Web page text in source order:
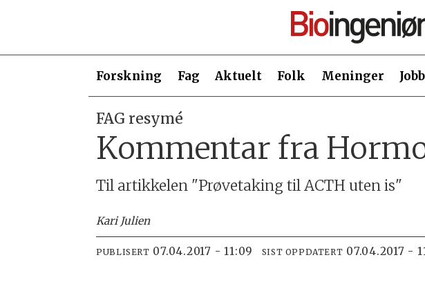
Forskning Fag Aktuelt Folk Meninger Jobb
FAG resymé
Kommentar fra
Til artikkelen "Prøvetaking til ACTH uten is"
Kari Julien
PUBLISERT 07.04.2017 - 11:09 SIST OPPDATERT 07.04.2017 -